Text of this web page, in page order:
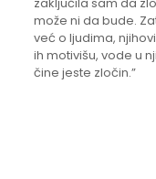
može ni da bude.
već o ljudima,
ih motivišu, vode u
čine jeste zločin.”